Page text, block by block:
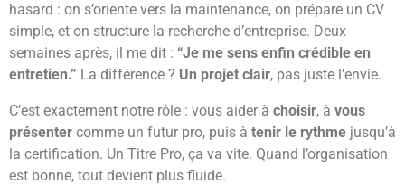
hasard : on s’oriente vers la maintenance, on prépare un CV
simple, et on structure la recherche d’entreprise. Deux
semaines après, il me dit : “Je me sens enfin crédible en
entretien.” La différence ? Un projet clair, pas juste l’envie.
C’est exactement notre rôle : vous aider à choisir, à vous
présenter comme un futur pro, puis à tenir le rythme jusqu’à
la certification. Un Titre Pro, ça va vite. Quand l’organisation
est bonne, tout devient plus fluide.